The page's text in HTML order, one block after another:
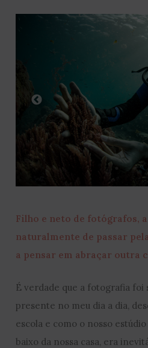
Filho e neto de fotógrafos,
naturalmente de passar
a pensar em abraçar outra
É verdade que a fotografia foi
presente no meu dia a dia,
escola e como o nosso
baixo da nossa casa, era